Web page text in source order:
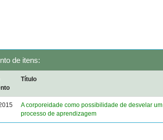
de itens:
Título
A corporeidade como possibilidade de desvelar um
processo de aprendizagem